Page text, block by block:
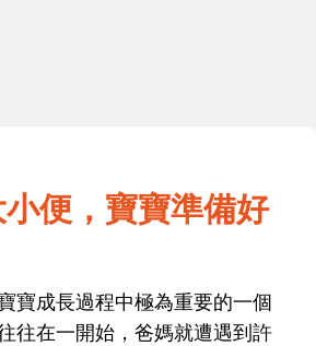
便，寶寶準備好
寶成長過程中極為重要的一個
往在一開始，爸媽就遭遇到許